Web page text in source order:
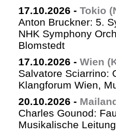
17.10.2026 - Tokio
Anton Bruckner: 5.
NHK Symphony
Blomstedt
17.10.2026 - Wien
Salvatore Sciarrino:
Klangforum Wien,
20.10.2026 -
Charles Gounod:
Musikalische